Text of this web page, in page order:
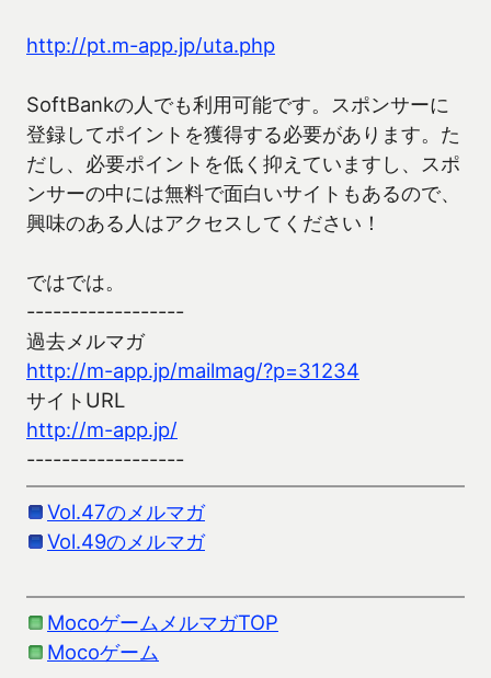
http://pt.m-app.jp/uta.php
SoftBankの人でも利用可能です。スポンサーに
登録してポイントを獲得する必要があります。た
だし、必要ポイントを低く抑えていますし、スポ
ンサーの中には無料で面白いサイトもあるので、
興味のある人はアクセスしてください！
ではでは。
------------------
過去メルマガ
http://m-app.jp/mailmag/?p=31234
サイトURL
http://m-app.jp/
------------------
Vol.47のメルマガ
Vol.49のメルマガ
MocoゲームメルマガTOP
Mocoゲーム